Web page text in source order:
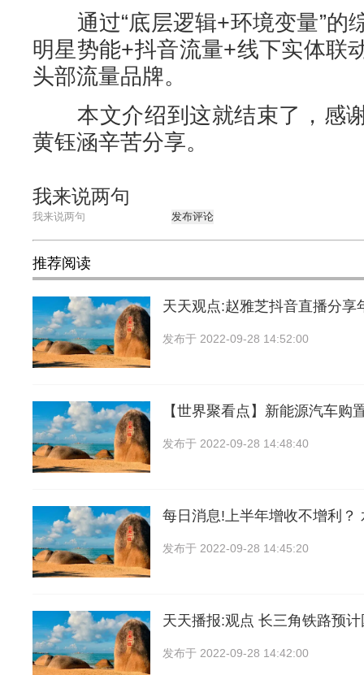
通过“底层逻辑+环境变量”的
明星势能+抖音流量+线下实体联
头部流量品牌。
本文介绍到这就结束了，感
黄钰涵辛苦分享。
我来说两句
发布评论
推荐阅读
天天观点:赵雅芝抖音直播分享
发布于 2022-09-28 14:52:00
【世界聚看点】新能源汽车购
发布于 2022-09-28 14:48:40
每日消息!上半年增收不增利？
发布于 2022-09-28 14:45:20
天天播报:观点 长三角铁路预
发布于 2022-09-28 14:42:00